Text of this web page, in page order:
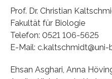
Prof. Dr. Christian
Fakultät für Biologie
Telefon: 0521 106-5625
E-Mail:
Ehsan Asghari, Anna